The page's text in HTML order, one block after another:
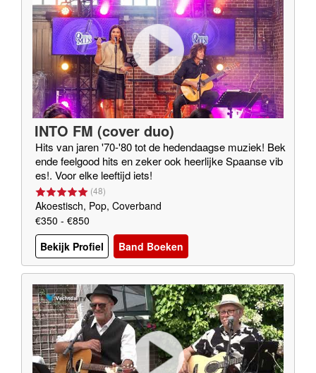
INTO FM (cover duo)
Hits van jaren '70-'80 tot de hedendaagse muziek! Bek
ende feelgood hits en zeker ook heerlijke Spaanse vib
es!. Voor elke leeftijd iets!
(48)
Akoestisch, Pop, Coverband
€350 - €850
Bekijk Profiel
Band Boeken